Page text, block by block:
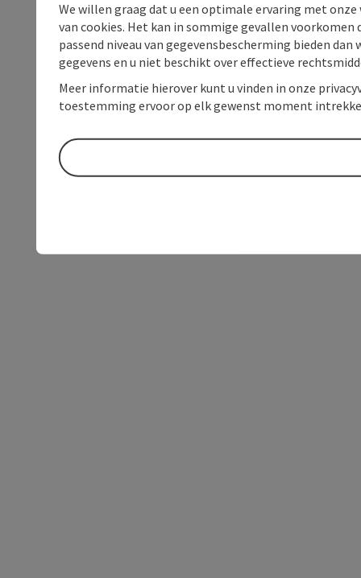
We willen graag dat u een optimale ervaring met
van cookies. Het kan in sommige gevallen voorkomen
passend niveau van gegevensbescherming bieden
gegevens en u niet beschikt over effectieve
Meer informatie hierover kunt u vinden in onze
toestemming ervoor op elk gewenst moment